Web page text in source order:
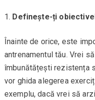
Definește-ți
Înainte de orice, este
antrenamentul tău. Vrei
îmbunătățești rezistența
vor ghida alegerea
exemplu, dacă vrei să